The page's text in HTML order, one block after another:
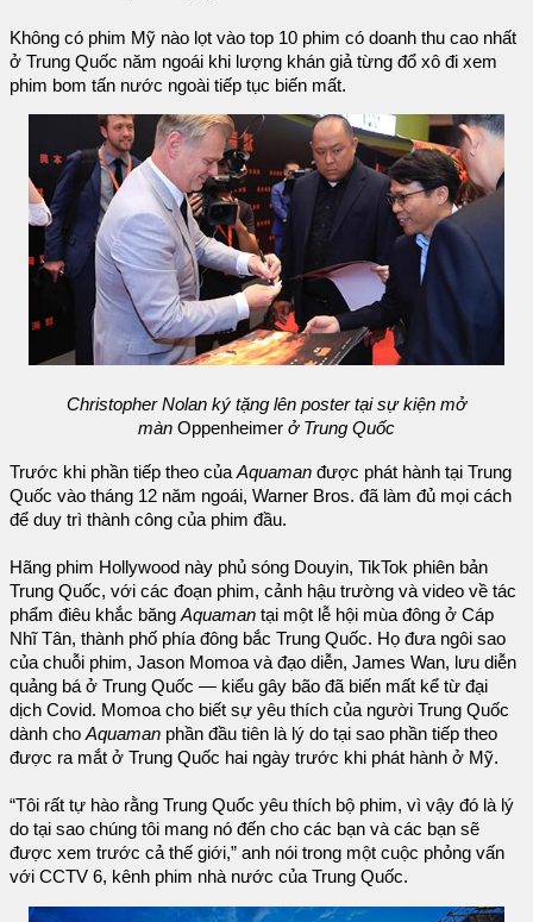
Không có phim Mỹ nào lọt vào top 10 phim có doanh thu cao nhất
ở Trung Quốc năm ngoái khi lượng khán giả từng đổ xô đi xem
phim bom tấn nước ngoài tiếp tục biến mất.
Christopher Nolan ký tặng lên poster tại sự kiện mở
màn Oppenheimer ở Trung Quốc
Trước khi phần tiếp theo củaAquaman được phát hành tại Trung
Quốc vào tháng 12 năm ngoái, Warner Bros. đã làm đủ mọi cách
để duy trì thành công của phim đầu.
Hãng phim Hollywood này phủ sóng Douyin, TikTok phiên bản
Trung Quốc, với các đoạn phim, cảnh hậu trường và video về tác
phẩm điêu khắc băngAquaman tại một lễ hội mùa đông ở Cáp
Nhĩ Tân, thành phố phía đông bắc Trung Quốc. Họ đưa ngôi sao
của chuỗi phim, Jason Momoa và đạo diễn, James Wan, lưu diễn
quảng bá ở Trung Quốc — kiểu gây bão đã biến mất kể từ đại
dịch Covid. Momoa cho biết sự yêu thích của người Trung Quốc
dành choAquaman phần đầu tiên là lý do tại sao phần tiếp theo
được ra mắt ở Trung Quốc hai ngày trước khi phát hành ở Mỹ.
“Tôi rất tự hào rằng Trung Quốc yêu thích bộ phim, vì vậy đó là lý
do tại sao chúng tôi mang nó đến cho các bạn và các bạn sẽ
được xem trước cả thế giới,” anh nói trong một cuộc phỏng vấn
với CCTV 6, kênh phim nhà nước của Trung Quốc.